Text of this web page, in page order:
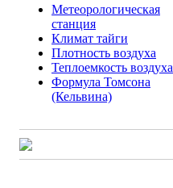
Метеорологическая
станция
Климат тайги
Плотность воздуха
Теплоемкость воздуха
Формула Томсона
(Кельвина)